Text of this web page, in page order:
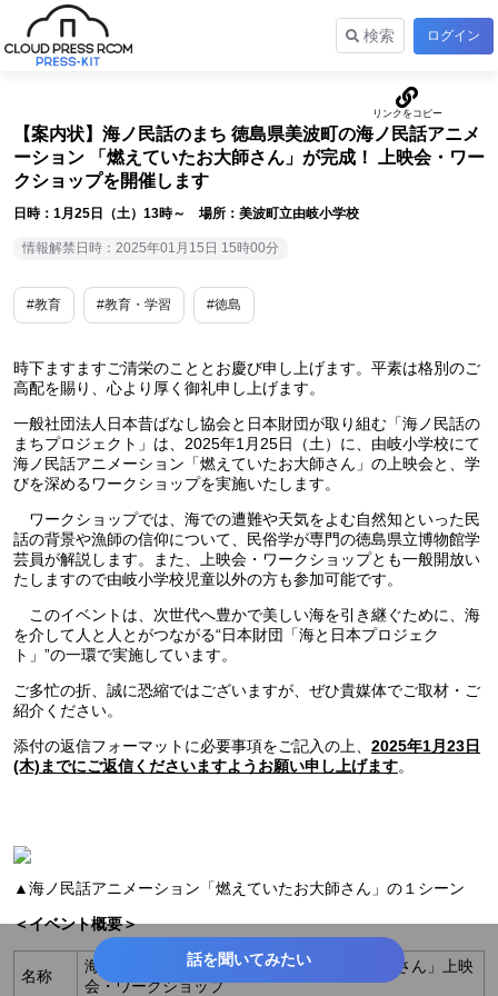
検索 ログイン
【案内状】海ノ民話のまち 徳島県美波町の海ノ民話アニメ
ーション 「燃えていたお大師さん」が完成！ 上映会・ワー
クショップを開催します
日時：1月25日（土）13時～ 場所：美波町立由岐小学校
情報解禁日時：2025年01月15日 15時00分
#教育 #教育・学習 #徳島
時下ますますご清栄のこととお慶び申し上げます。平素は格別のご
高配を賜り、心より厚く御礼申し上げます。
一般社団法人日本昔ばなし協会と日本財団が取り組む「海ノ民話の
まちプロジェクト」は、2025年1月25日（土）に、由岐小学校にて
海ノ民話アニメーション「燃えていたお大師さん」の上映会と、学
びを深めるワークショップを実施いたします。
ワークショップでは、海での遭難や天気をよむ自然知といった民
話の背景や漁師の信仰について、民俗学が専門の徳島県立博物館学
芸員が解説します。また、上映会・ワークショップとも一般開放い
たしますので由岐小学校児童以外の方も参加可能です。
このイベントは、次世代へ豊かで美しい海を引き継ぐために、海
を介して人と人とがつながる“日本財団「海と日本プロジェク
ト」”の一環で実施しています。
ご多忙の折、誠に恐縮ではございますが、ぜひ貴媒体でご取材・ご
紹介ください。
添付の返信フォーマットに必要事項をご記入の上、 2025年1月23日
(木)までにご返信くださいますようお願い申し上げます。
▲海ノ民話アニメーション「燃えていたお大師さん」の１シーン
＜イベント概要＞
名称
海ノ民話アニメーション「燃えていたお大師さん」上映
会・ワークショップ
話を聞いてみたい